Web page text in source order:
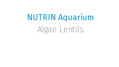
NUTRIN Aquarium
Algae Lentils